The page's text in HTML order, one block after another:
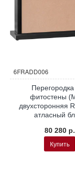
6FRADD006
фитостены
двухсторонняя
атласный
80 280 р.
Купить